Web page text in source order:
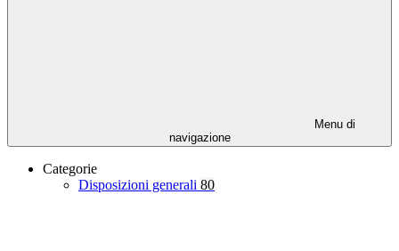
Menu di
navigazione
Categorie
Disposizioni generali 80